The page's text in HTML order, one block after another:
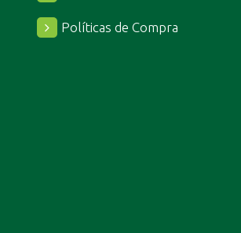
Políticas de Compra